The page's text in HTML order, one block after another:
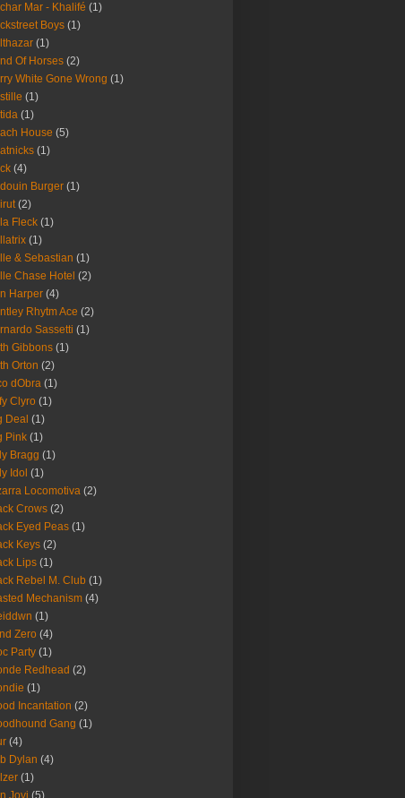
Mar - Khalifé (1)
Boys (1)
(1)
Of Horses (2)
White Gone Wrong (1)
(1)
(1)
House (5)
(1)
(4)
Burger (1)
(2)
Fleck (1)
(1)
& Sebastian (1)
Chase Hotel (2)
Harper (4)
Rhytm Ace (2)
Sassetti (1)
Gibbons (1)
Orton (2)
dObra (1)
Clyro (1)
Deal (1)
Pink (1)
Bragg (1)
Idol (1)
Locomotiva (2)
Crows (2)
Eyed Peas (1)
Keys (2)
Lips (1)
Rebel M. Club (1)
Mechanism (4)
(1)
Zero (4)
Party (1)
Redhead (2)
(1)
Incantation (2)
Gang (1)
(4)
Dylan (4)
(1)